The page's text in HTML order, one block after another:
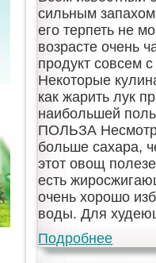
сильным
его терпеть не
возрасте очень
продукт совсем
Некоторые
как жарить лук
наибольшей
ПОЛЬЗА
больше сахара,
этот овощ
есть
очень хорошо
воды. Для
Подробнее